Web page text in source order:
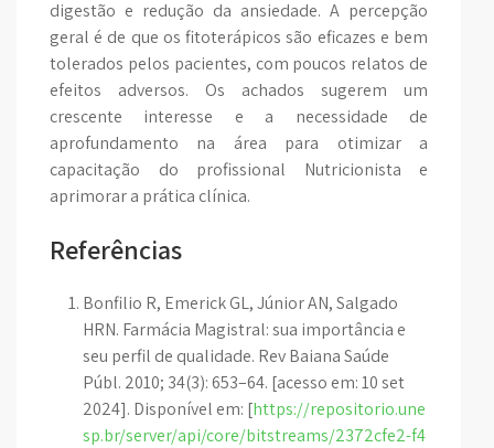
digestão e redução da ansiedade. A percepção
geral é de que os fitoterápicos são eficazes e bem
tolerados pelos pacientes, com poucos relatos de
efeitos adversos. Os achados sugerem um
crescente interesse e a necessidade de
aprofundamento na área para otimizar a
capacitação do profissional Nutricionista e
aprimorar a prática clínica.
Referências
Bonfilio R, Emerick GL, Júnior AN, Salgado
HRN. Farmácia Magistral: sua importância e
seu perfil de qualidade. Rev Baiana Saúde
Públ. 2010; 34(3): 653–64. [acesso em: 10 set
2024]. Disponível em: [https://repositorio.une
sp.br/server/api/core/bitstreams/2372cfe2-f4